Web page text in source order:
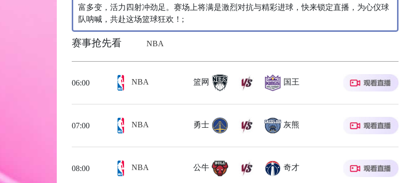
富多变，活力四射冲劲足。赛场上将满是激烈对抗与精彩进球，快来锁定直播，为心仪球
队呐喊，共赴这场篮球狂欢！;
赛事抢先看 NBA
06:00 NBA 篮网 国王
07:00 NBA 勇士 灰熊
08:00 NBA 公牛 奇才